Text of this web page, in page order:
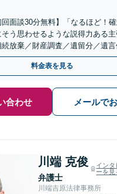
面談30分無料】「なるほど！確
う思わせるような説得力ある
放棄／財産調査／遺留分／遺
続を代行【年間相談100件以上
料金表を見る
合わせ メールで
川端 克俊
弁護士
インタ
ーを見
川端吉原法律事務所